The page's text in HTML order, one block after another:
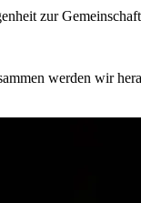
zur
werden wir